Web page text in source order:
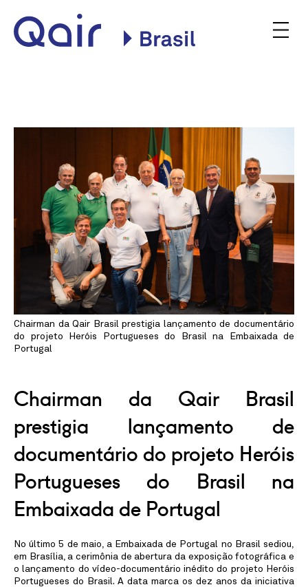
Site oficial da Qair no
Brasil
CONSULTA PÚBLICA
NOTÍCIAS
PODQAIR
CONTATO
Contato
Qair
Brasil
on
Qair
Brasil
on
Instagram
Chairman da Qair Brasil prestigia lançamento de documentário
do projeto Heróis Portugueses do Brasil na Embaixada de
Portugal
Chairman da Qair Brasil
prestigia lançamento de
documentário do projeto Heróis
Portugueses do Brasil na
Embaixada de Portugal
No último 5 de maio, a Embaixada de Portugal no Brasil sediou,
em Brasília, a cerimônia de abertura da exposição fotográfica e
o lançamento do vídeo-documentário inédito do projeto Heróis
Portugueses do Brasil. A data marca os dez anos da iniciativa